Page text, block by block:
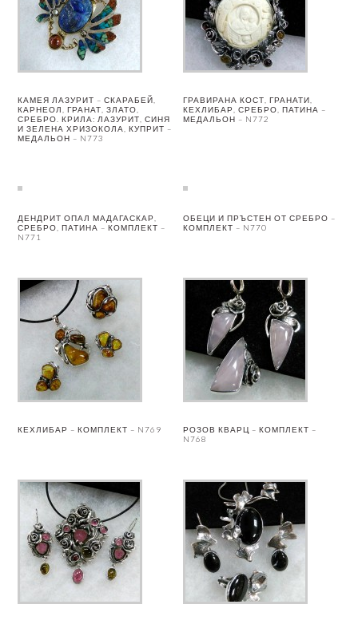
КАМЕЯ ЛАЗУРИТ – СКАРАБЕЙ,
КАРНЕОЛ, ГРАНАТ, ЗЛАТО,
СРЕБРО. КРИЛА: ЛАЗУРИТ, СИНЯ
И ЗЕЛЕНА ХРИЗОКОЛА, КУПРИТ –
МЕДАЛЬОН – N773
ГРАВИРАНА КОСТ, ГРАНАТИ,
КЕХЛИБАР, СРЕБРО, ПАТИНА –
МЕДАЛЬОН – N772
ДЕНДРИТ ОПАЛ МАДАГАСКАР,
СРЕБРО, ПАТИНА – КОМПЛЕКТ –
N771
ОБЕЦИ И ПРЪСТЕН ОТ СРЕБРО –
КОМПЛЕКТ – N770
КЕХЛИБАР – КОМПЛЕКТ – N769
РОЗОВ КВАРЦ – КОМПЛЕКТ –
N768